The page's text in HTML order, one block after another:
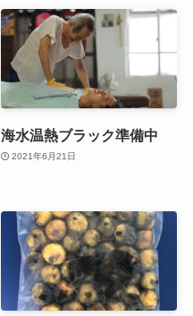
海水温熱ブラック準備中
2021年6月21日